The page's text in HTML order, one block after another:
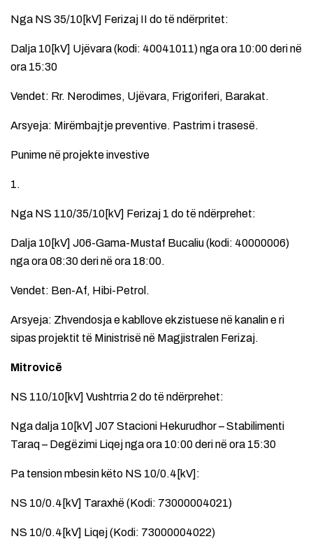
Nga NS 35/10[kV] Ferizaj II do të ndërpritet:
Dalja 10[kV] Ujëvara (kodi: 40041011) nga ora 10:00 deri në
ora 15:30
Vendet: Rr. Nerodimes, Ujëvara, Frigoriferi, Barakat.
Arsyeja: Mirëmbajtje preventive. Pastrim i trasesë.
Punime në projekte investive
1.
Nga NS 110/35/10[kV] Ferizaj 1 do të ndërprehet:
Dalja 10[kV] J06-Gama-Mustaf Bucaliu (kodi: 40000006)
nga ora 08:30 deri në ora 18:00.
Vendet: Ben-Af, Hibi-Petrol.
Arsyeja: Zhvendosja e kabllove ekzistuese në kanalin e ri
sipas projektit të Ministrisë në Magjistralen Ferizaj.
Mitrovicë
NS 110/10[kV] Vushtrria 2 do të ndërprehet:
Nga dalja 10[kV] J07 Stacioni Hekurudhor – Stabilimenti
Taraq – Degëzimi Liqej nga ora 10:00 deri në ora 15:30
Pa tension mbesin këto NS 10/0.4[kV]:
NS 10/0.4[kV] Taraxhë (Kodi: 73000004021)
NS 10/0.4[kV] Liqej (Kodi: 73000004022)